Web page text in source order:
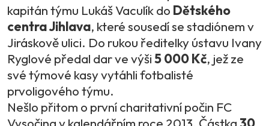
kapitán týmu Lukáš Vaculík do Dětského
centra Jihlava, které sousedí se stadiónem v
Jiráskově ulici. Do rukou ředitelky ústavu Ivany
Ryglové předal dar ve výši5 000 Kč, jež ze
své týmové kasy vytáhli fotbalisté
prvoligového týmu.
Nešlo přitom o první charitativní počin FC
Vysočina v kalendářním roce 2013. Částka30